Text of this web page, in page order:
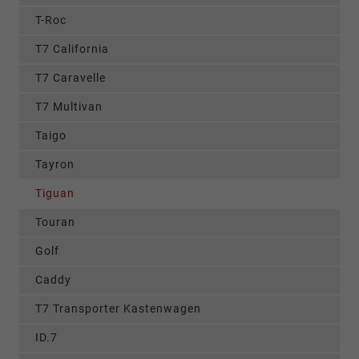
T-Roc
T7 California
T7 Caravelle
T7 Multivan
Taigo
Tayron
Tiguan
Touran
Golf
Caddy
T7 Transporter Kastenwagen
ID.7